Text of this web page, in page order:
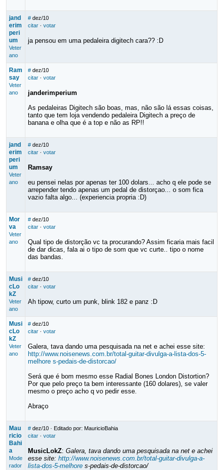
jand
erim
peri
um
Veter
ano
# dez/10
citar· votar
ja pensou em uma pedaleira digitech cara?? :D
Ram
say
Veter
ano
# dez/10
citar· votar
janderimperium
As pedaleiras Digitech são boas, mas, não são lá essas coisas,
tanto que tem loja vendendo pedaleira Digitech a preço de
banana e olha que é a top e não as RP!!
jand
erim
peri
um
Veter
ano
# dez/10
citar· votar
Ramsay
eu pensei nelas por apenas ter 100 dolars... acho q ele pode se
arrepender tendo apenas um pedal de distorçao... o som fica
vazio falta algo... (experiencia propria :D)
Mor
va
Veter
ano
# dez/10
citar· votar
Qual tipo de distorção vc ta procurando? Assim ficaria mais facil
de dar dicas, fala ai o tipo de som que vc curte.. tipo o nome
das bandas.
Musi
cLo
kZ
Veter
ano
# dez/10
citar· votar
Ah tipow, curto um punk, blink 182 e panz :D
Musi
cLo
kZ
Veter
ano
# dez/10
citar· votar
Galera, tava dando uma pesquisada na net e achei esse site:
http://www.noisenews.com.br/total-guitar-divulga-a-lista-dos-5-
melhore s-pedais-de-distorcao/
Será que é bom mesmo esse Radial Bones London Distortion?
Por que pelo preço ta bem interessante (160 dolares), se valer
mesmo o preço acho q vo pedir esse.
Abraço
Mau
ricio
Bahi
a
Mode
rador
# dez/10· Editado por: MauricioBahia
citar· votar
MusicLokZ: Galera, tava dando uma pesquisada na net e achei
esse site: http://www.noisenews.com.br/total-guitar-divulga-a-
lista-dos-5-melhore s-pedais-de-distorcao/